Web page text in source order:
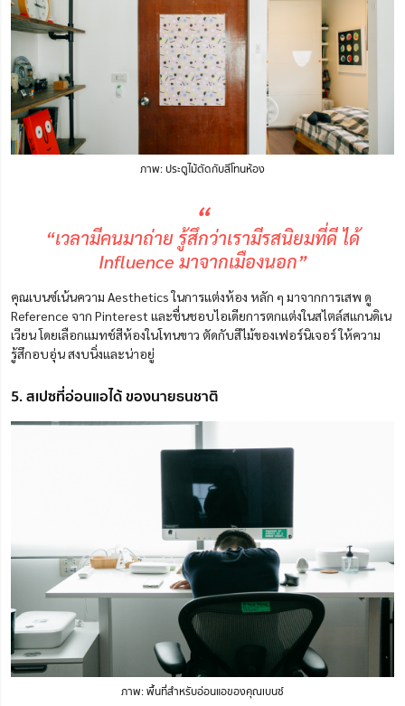
ภาพ: ประตูไม้ตัดกับสีโทนห้อง
“
“เวลามีคนมาถ่าย รู้สึกว่าเรามีรสนิยมที่ดี ได้
Influence มาจากเมืองนอก”
คุณเบนซ์เน้นความ Aesthetics ในการแต่งห้อง หลัก ๆ มาจากการเสพ ดู
Reference จาก Pinterest และชื่นชอบไอเดียการตกแต่งในสไตล์สแกนดิเน
เวียน โดยเลือกแมทช์สีห้องในโทนขาว ตัดกับสีไม้ของเฟอร์นิเจอร์ ให้ความ
รู้สึกอบอุ่น สงบนิ่งและน่าอยู่
5. สเปซที่อ่อนแอได้ ของนายธนชาติ
ภาพ: พื้นที่สำหรับอ่อนแอของคุณเบนซ์